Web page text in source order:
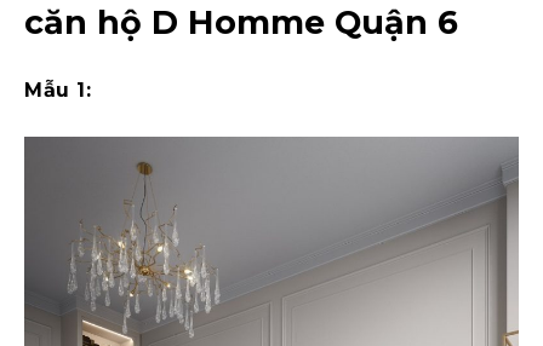
căn hộ D Homme Quận 6
Mẫu 1: